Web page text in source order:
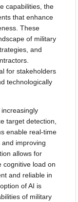
capabilities, the
that enhance
These
of military
and
for stakeholders
technologically
target detection,
enable real-time
improving
allows for
cognitive load on
and reliable in
of AI is
of military